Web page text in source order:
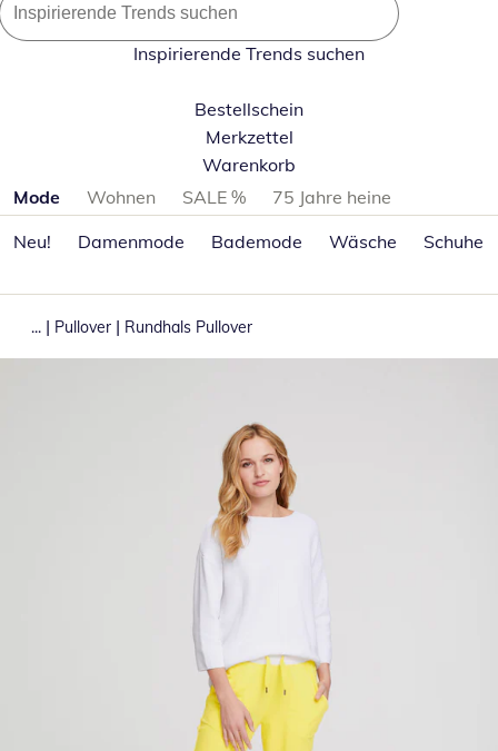
Inspirierende Trends suchen
Bestellschein
Merkzettel
Warenkorb
Produktkategorien überspringen
Mode Wohnen SALE %
75 Jahre heine
Neu!
Damenmode Bademode Wäsche Schuhe
... | Pullover | Rundhals Pullover